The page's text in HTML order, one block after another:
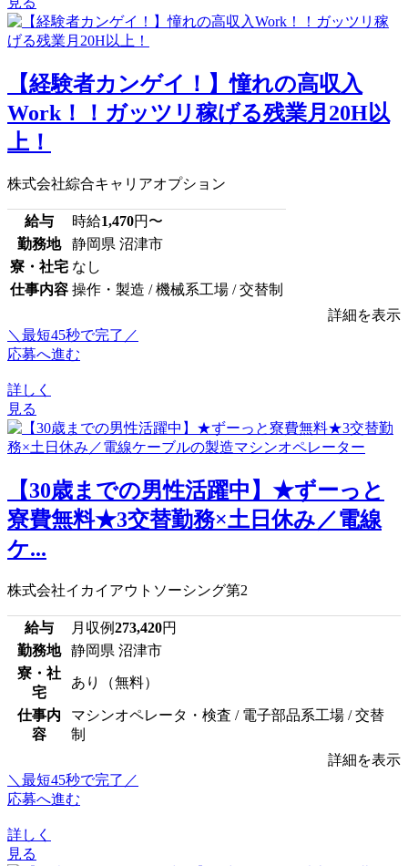
【経験者カンゲイ！】憧れの高収入
Work！！ガッツリ稼げる残業月20H以
上！
株式会社綜合キャリアオプション
給与 時給1,470円〜
勤務地
静岡県 沼津市
寮・社宅 なし
仕事内容 操作・製造 / 機械系工場 / 交替制
詳細を表示
＼最短45秒で完了／
応募へ進む
詳しく
見る
【30歳までの男性活躍中】★ずーっと
寮費無料★3交替勤務×土日休み／電線
ケ...
株式会社イカイアウトソーシング第2
給与 月収例273,420円
勤務地
静岡県 沼津市
寮・社
宅
あり（無料）
仕事内
容
マシンオペレータ・検査 / 電子部品系工場 / 交替
制
詳細を表示
＼最短45秒で完了／
応募へ進む
詳しく
見る